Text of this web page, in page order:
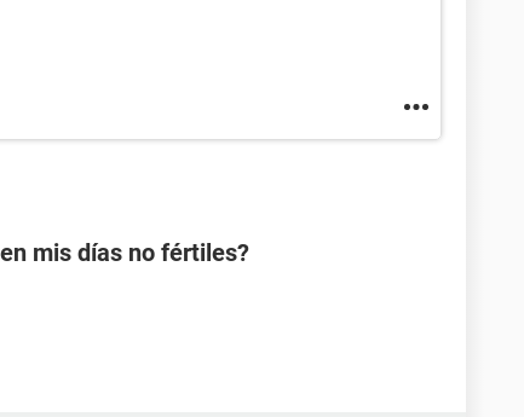
mis días no fértiles?